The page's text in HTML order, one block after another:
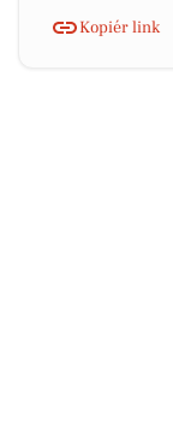
Kopiér link